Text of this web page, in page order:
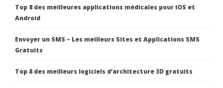
Top 8 des meilleures applications médicales pour iOS et
Android
Envoyer un SMS – Les meilleurs Sites et Applications SMS
Gratuits
Top 8 des meilleurs logiciels d’architecture 3D gratuits